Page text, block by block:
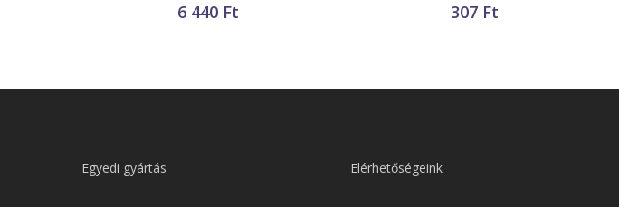
6 440 Ft
307 Ft
Egyedi gyártás Elérhetőségeink